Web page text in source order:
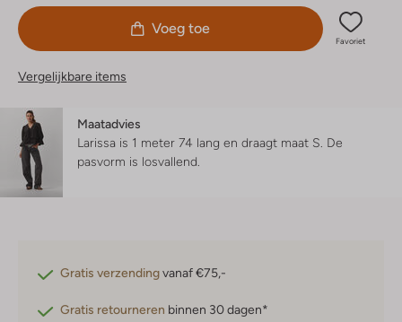
Voeg toe
Favoriet
Vergelijkbare items
Maatadvies
Larissa is 1 meter 74 lang en draagt maat S. De
pasvorm is losvallend
Gratis verzendingvanaf €75,-
Gratis retourneren binnen 30 dagen*